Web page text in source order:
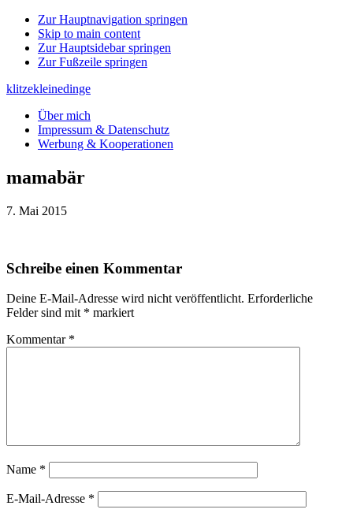
Zur Hauptnavigation springen
Skip to main content
Zur Hauptsidebar springen
Zur Fußzeile springen
klitzekleinedinge
Über mich
Impressum & Datenschutz
Werbung & Kooperationen
mamabär
7. Mai 2015
Leser-
Schreibe einen Kommentar
Deine E-Mail-Adresse wird nicht veröffentlicht. Erforderliche
Felder sind mit * markiert
Kommentar *
Name *
E-Mail-Adresse *